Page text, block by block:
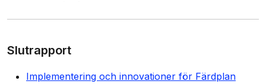
Slutrapport
Implementering och innovationer för Färdplan